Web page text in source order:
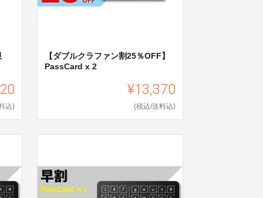
込)
【ダブルクラファン割25％OFF】
PassCard x 2
¥13,370
(税込/送料込)